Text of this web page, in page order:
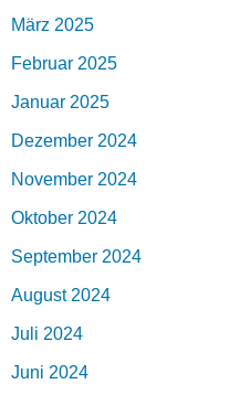
März 2025
Februar 2025
Januar 2025
Dezember 2024
November 2024
Oktober 2024
September 2024
August 2024
Juli 2024
Juni 2024